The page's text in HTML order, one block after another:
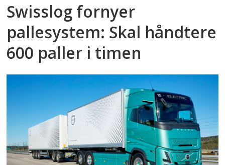
Swisslog fornyer
pallesystem: Skal håndtere
600 paller i timen